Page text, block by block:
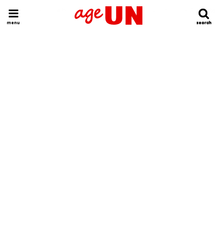
search
search
menu
HOME 今日の運勢ランキング 明日の運勢ランキング 今週の運勢